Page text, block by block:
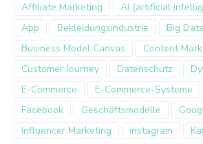
Affiliate Marketing AI (artificial
App
Bekleidungsindustrie
Big Data
Business Model Canvas
Content
Customer Journey
Datenschutz
E-Commerce
E-Commerce-Systeme
Facebook
Geschäftsmodelle
Influencer Marketing
instagram